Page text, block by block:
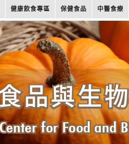
健康飲食專區 保健食品 中醫食療